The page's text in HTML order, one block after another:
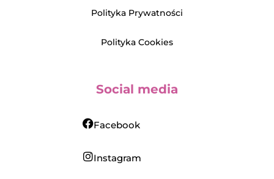
Polityka Prywatności
Polityka Cookies
Social media
Facebook
Instagram